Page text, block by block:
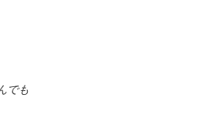
でも